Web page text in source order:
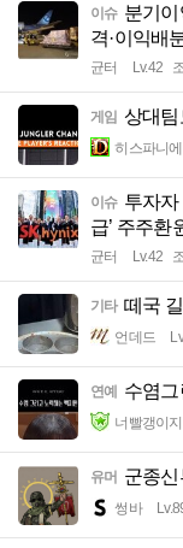
이슈 분기
격·이익배
균터 Lv.42
게임 상대팀
히스파니에
이슈 투자자
급’ 주주환
균터 Lv.42
기타 떼국
언데드
연예 수염
너빨갱이지
유머 군종신
썽바